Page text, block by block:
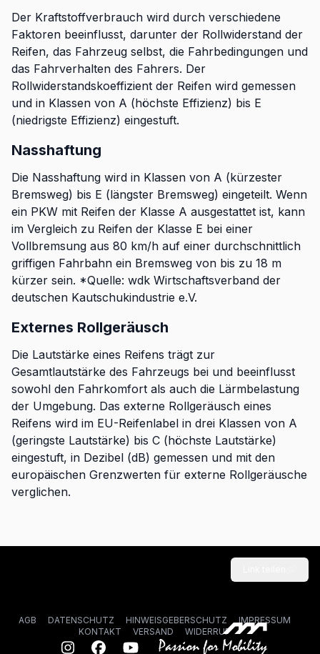
Der Kraftstoffverbrauch wird durch verschiedene
Faktoren beeinflusst, darunter der Rollwiderstand der
Reifen, das Fahrzeug selbst, die Fahrbedingungen und
das Fahrverhalten des Fahrers. Der
Rollwiderstandskoeffizient der Reifen wird gemessen
und in Klassen von A (höchste Effizienz) bis E
(niedrigste Effizienz) eingestuft.
Nasshaftung
Die Nasshaftung wird in Klassen von A (kürzester
Bremsweg) bis E (längster Bremsweg) eingeteilt. Wenn
ein PKW mit Reifen der Klasse A ausgestattet ist, kann
im Vergleich zu Reifen der Klasse E bei einer
Vollbremsung aus 80 km/h auf einer durchschnittlich
griffigen Fahrbahn ein Bremsweg von bis zu 18 m
kürzer sein. *Quelle: wdk Wirtschaftsverband der
deutschen Kautschukindustrie e.V.
Externes Rollgeräusch
Die Lautstärke eines Reifens trägt zur
Gesamtlautstärke des Fahrzeugs bei und beeinflusst
sowohl den Fahrkomfort als auch die Lärmbelastung
der Umgebung. Das externe Rollgeräusch eines
Reifens wird im EU-Reifenlabel in drei Klassen von A
(geringste Lautstärke) bis C (höchste Lautstärke)
eingestuft, in Dezibel (dB) gemessen und mit den
europäischen Grenzwerten für externe Rollgeräusche
verglichen.
AGB DATENSCHUTZ HINWEISGEBERSCHUTZ
IMPRESSUM
KONTAKT
VERSAND WIDERRUF